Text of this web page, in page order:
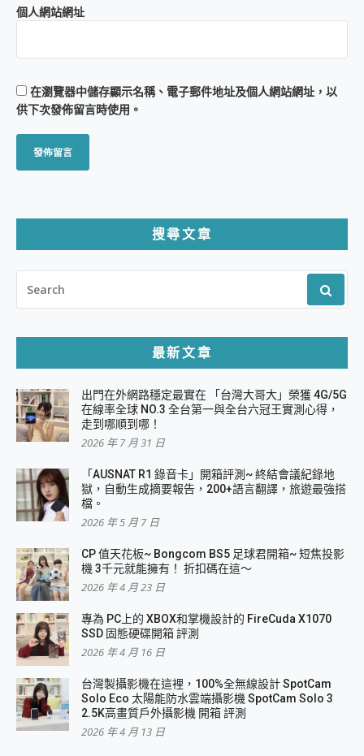
個人網站網址
在瀏覽器中儲存顯示名稱、電子郵件地址及個人網站網址，以
供下次發佈留言時使用。
搜尋文章
FOR:
最新文章
出門在外網路穩定最實在 「台灣大哥大」榮獲 4G/5G
在線率全球 NO.3 全台第一與全台六冠王實測心得，
走到哪順到哪！
2026 年 7 月 31 日
「AUSNAT R1 錄音卡」開箱評測~ 終結會議紀錄地
獄，自動生成摘要報告，200+語言翻譯，旅遊最強搭
檔。
2026 年 5 月 7 日
CP 值天花板~ Bongcom BS5 足球君開箱~ 短焦投影
機 3千元就能擁有！ 折扣碼在這～
2026 年 4 月 23 日
專為 PC上的 XBOX和掌機設計的 FireCuda X1070
SSD 固態硬碟開箱 評測
2026 年 4 月 16 日
台灣製攝影機在這裡，100%全無線設計 SpotCam
Solo Eco 太陽能防水雲端攝影機 SpotCam Solo 3
2.5K高畫質戶外攝影機 開箱 評測
2026 年 4 月 13 日